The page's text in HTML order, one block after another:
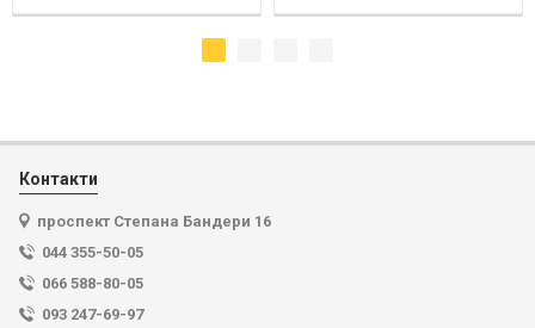
Контакти
проспект Степана Бандери 16
044 355-50-05
066 588-80-05
093 247-69-97